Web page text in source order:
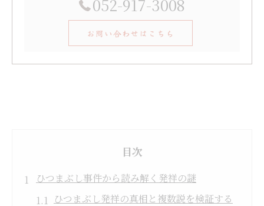
052-917-3008
お問い合わせはこちら
目次
ひつまぶし事件から読み解く発祥の謎
ひつまぶし発祥の真相と複数説を検証する